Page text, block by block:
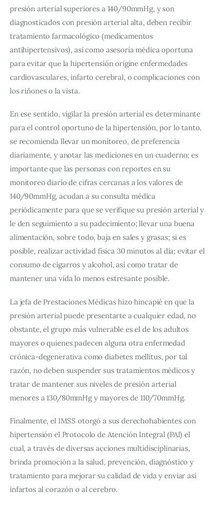
presión arterial superiores a 140/90mmHg, y son
diagnosticados con presión arterial alta, deben recibir
tratamiento farmacológico (medicamentos
antihipertensivos), así como asesoría médica oportuna
para evitar que la hipertensión origine enfermedades
cardiovasculares, infarto cerebral, o complicaciones con
los riñones o la vista.
En ese sentido, vigilar la presión arterial es determinante
para el control oportuno de la hipertensión, por lo tanto,
se recomienda llevar un monitoreo, de preferencia
diariamente, y anotar las mediciones en un cuaderno; es
importante que las personas con reportes en su
monitoreo diario de cifras cercanas a los valores de
140/90mmHg, acudan a su consulta médica
periódicamente para que se verifique su presión arterial y
le den seguimiento a su padecimiento; llevar una buena
alimentación, sobre todo, baja en sales y grasas; si es
posible, realizar actividad física 30 minutos al día; evitar el
consumo de cigarros y alcohol, así como tratar de
mantener una vida lo menos estresante posible.
La jefa de Prestaciones Médicas hizo hincapié en que la
presión arterial puede presentarte a cualquier edad, no
obstante, el grupo más vulnerable es el de los adultos
mayores o quienes padecen alguna otra enfermedad
crónica-degenerativa como diabetes mellitus, por tal
razón, no deben suspender sus tratamientos médicos y
tratar de mantener sus niveles de presión arterial
menores a 130/80mmHg y mayores de 110/70mmHg.
Finalmente, el IMSS otorgó a sus derechohabientes con
hipertensión el Protocolo de Atención Integral (PAI) el
cual, a través de diversas acciones multidisciplinarias,
brinda promoción a la salud, prevención, diagnóstico y
tratamiento para mejorar su calidad de vida y enviar así
infartos al corazón o al cerebro.